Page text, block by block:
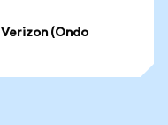
(Ondo